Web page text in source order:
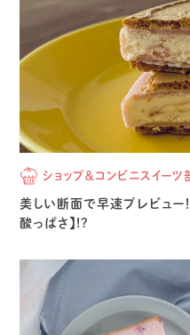
ショップ＆コンビニスイーツ
美しい断面で早速プレビュー
酸っぱさ】!?